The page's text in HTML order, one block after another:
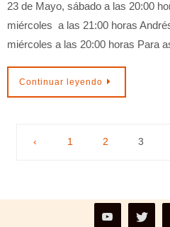
23 de Mayo, sábado a las 20:00
miércoles a las 21:00 horas
miércoles a las 20:00 horas Para
Continuar leyendo
‹ 1 2 3